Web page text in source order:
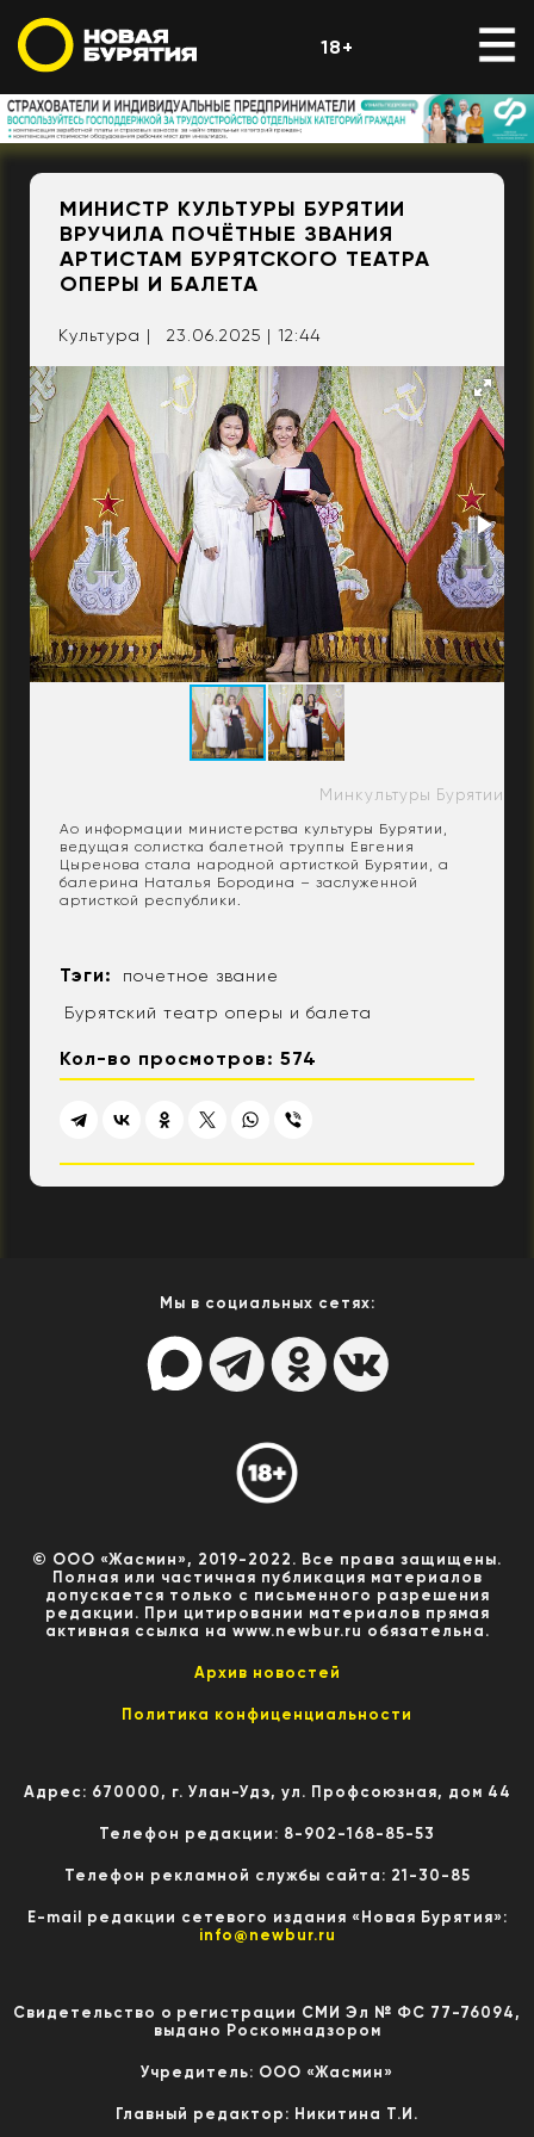
18+
МИНИСТР КУЛЬТУРЫ БУРЯТИИ
ВРУЧИЛА ПОЧЁТНЫЕ ЗВАНИЯ
АРТИСТАМ БУРЯТСКОГО ТЕАТРА
ОПЕРЫ И БАЛЕТА
Культура | 23.06.2025 | 12:44
Минкультуры Бурятии
Ао информации министерства культуры Бурятии,
ведущая солистка балетной труппы Евгения
Цыренова стала народной артисткой Бурятии, а
балерина Наталья Бородина – заслуженной
артисткой республики.
Тэги:
почетное звание
Бурятский театр оперы и балета
Кол-во просмотров: 574
Мы в социальных сетях:
© ООО «Жасмин», 2019-2022. Все права защищены.
Полная или частичная публикация материалов
допускается только с письменного разрешения
редакции. При цитировании материалов прямая
активная ссылка на www.newbur.ru обязательна.
Архив новостей
Политика конфиценциальности
Адрес: 670000, г. Улан-Удэ, ул. Профсоюзная, дом 44
Телефон редакции: 8-902-168-85-53
Телефон рекламной службы сайта: 21-30-85
E-mail редакции сетевого издания «Новая Бурятия»:
info@newbur.ru
Свидетельство о регистрации СМИ Эл № ФС 77-76094,
выдано Роскомнадзором
Учредитель: ООО «Жасмин»
Главный редактор: Никитина Т.И.